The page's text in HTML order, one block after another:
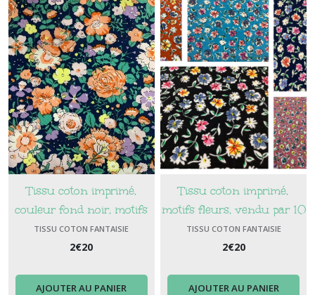
Tissu coton imprimé,
couleur fond noir, motifs
fleurs, vendu par 10 cm
TISSU COTON FANTAISIE
2€20
AJOUTER AU PANIER
Tissu coton imprimé,
motifs fleurs, vendu par 10
cm
TISSU COTON FANTAISIE
2€20
AJOUTER AU PANIER